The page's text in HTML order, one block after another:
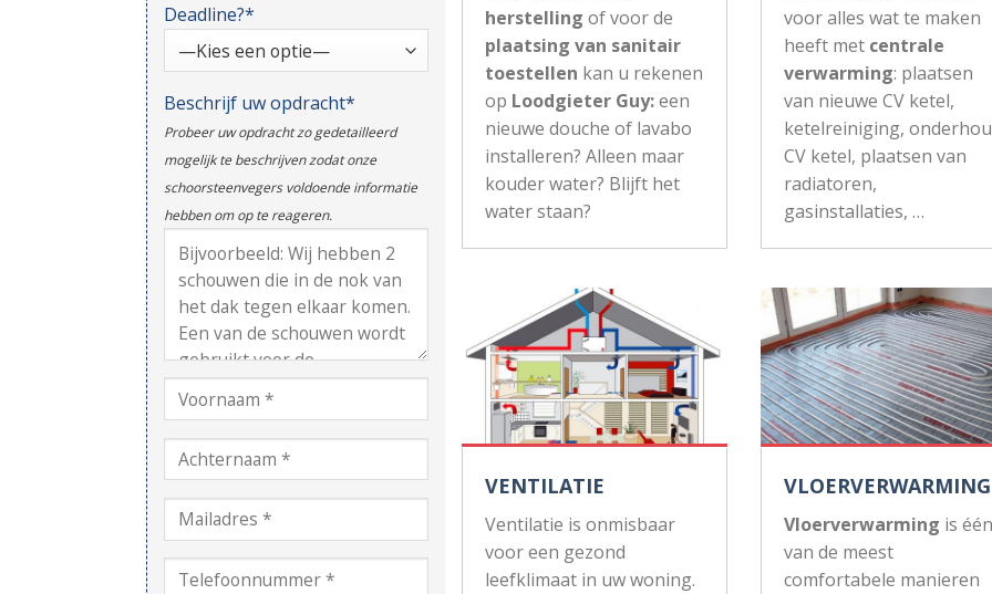
Deadline?*
Beschrijf uw opdracht*
Probeer uw opdracht zo gedetailleerd
mogelijk te beschrijven zodat onze
schoorsteenvegers voldoende informatie
hebben om op te reageren.
herstelling of voor de
plaatsing van sanitair
toestellen kan u rekenen
op Loodgieter Guy:een
nieuwe douche of lavabo
installeren? Alleen maar
kouder water? Blijft het
water staan?
voor alles wat te maken
heeft met centrale
verwarming: plaatsen
van nieuwe CV ketel,
ketelreiniging,
CV ketel, plaatsen van
radiatoren,
gasinstallaties, …
VENTILATIE
Ventilatie is onmisbaar
voor een gezond
leefklimaat in uw woning.
VLOERVERWARMING
Vloerverwarming is één
van de meest
comfortabele manieren